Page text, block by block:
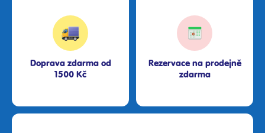
Doprava zdarma od
1500 Kč
Rezervace na prodejně
zdarma